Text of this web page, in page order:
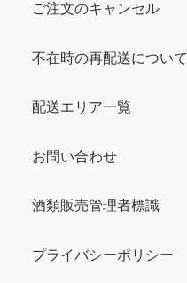
ご注文のキャンセル
不在時の再配送について
配送エリア一覧
お問い合わせ
酒類販売管理者標識
プライバシーポリシー